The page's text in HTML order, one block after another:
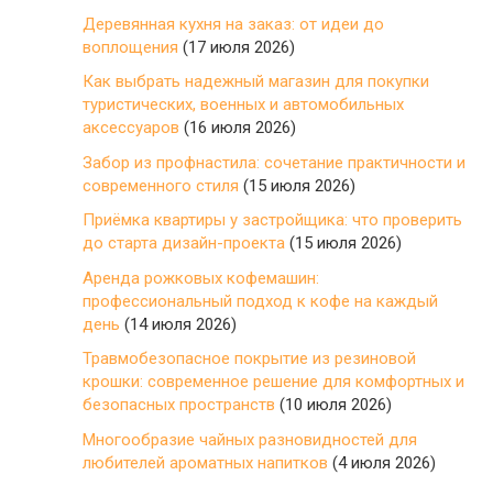
Деревянная кухня на заказ: от идеи до
воплощения (17 июля 2026)
Как выбрать надежный магазин для покупки
туристических, военных и автомобильных
аксессуаров (16 июля 2026)
Забор из профнастила: сочетание практичности и
современного стиля (15 июля 2026)
Приёмка квартиры у застройщика: что проверить
до старта дизайн-проекта (15 июля 2026)
Аренда рожковых кофемашин:
профессиональный подход к кофе на каждый
день (14 июля 2026)
Травмобезопасное покрытие из резиновой
крошки: современное решение для комфортных и
безопасных пространств (10 июля 2026)
Многообразие чайных разновидностей для
любителей ароматных напитков (4 июля 2026)